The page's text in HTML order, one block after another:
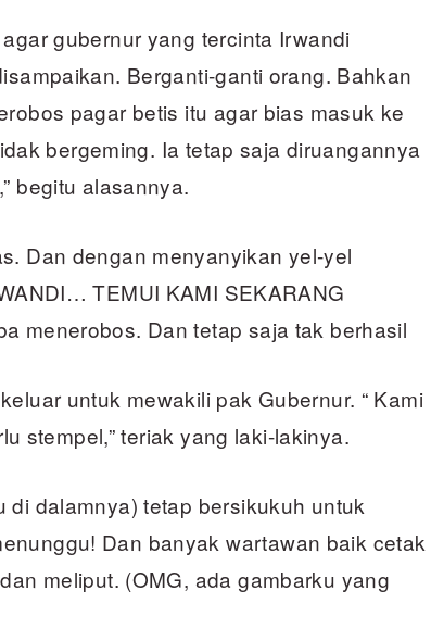
gubernur yang tercinta Irwandi
Berganti-ganti orang. Bahkan
pagar betis itu agar bias masuk ke
bergeming. Ia tetap saja diruangannya
begitu alasannya.
Dan dengan menyanyikan yel-yel
TEMUI KAMI SEKARANG
menerobos. Dan tetap saja tak berhasil
untuk mewakili pak Gubernur. “ Kami
stempel,” teriak yang laki-lakinya.
di dalamnya) tetap bersikukuh untuk
Dan banyak wartawan baik cetak
meliput. (OMG, ada gambarku yang